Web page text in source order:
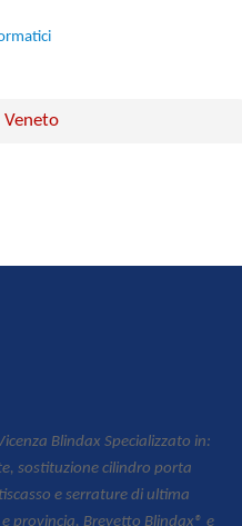
Veneto
Blindax Specializzato in:
sostituzione cilindro porta
e serrature di ultima
provincia. Brevetto Blindax® e